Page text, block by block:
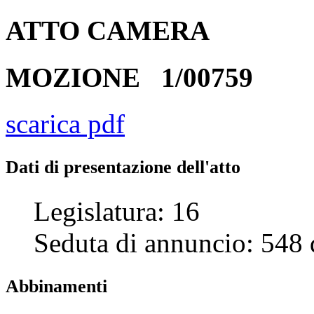
ATTO CAMERA
MOZIONE 1/00759
scarica pdf
Dati di presentazione dell'atto
Legislatura: 16
Seduta di annuncio: 548
Abbinamenti